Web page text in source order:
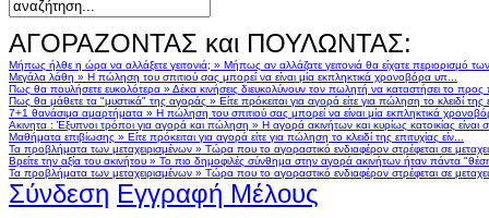
ΑΓΟΡΑΖΟΝΤΑΣ και ΠΟΥΛΩΝΤΑΣ:
Μήπως ήλθε η ώρα να αλλάξετε γειτονιά; » Μήπως αν αλλάζατε γειτονιά θα είχατε περιορισμό
Μεγάλα λάθη » Η πώληση του σπιτιού σας μπορεί να είναι μία εκπληκτικά χρονοβόρα υπ...
Πως θα πουλήσετε ευκολότερα » Δέκα κινήσεις διευκολύνουν τον πωλητή να καταστήσει το
Πως θα μάθετε τα "μυστικά" της αγοράς » Είτε πρόκειται για αγορά είτε για πώληση το κλειδί της
7+1 θανάσιμα αμαρτήματα » Η πώληση του σπιτιού σας μπορεί να είναι μία εκπληκτικά
Ακινητα : Έξυπνοι τρόποι για αγορά και πώληση » Η αγορά ακινήτων και κυρίως κατοικίας
Μαθήματα επιβίωσης » Είτε πρόκειται για αγορά είτε για πώληση το κλειδί της επιτυχίας είν...
Τα προβλήματα των μεταχειρισμένων » Τώρα που το αγοραστικό ενδιαφέρον στρέφεται σε
Βρείτε την αξία του ακινήτου » Το πιο δημοφιλές σύνθημα στην αγορά ακινήτων ήταν πάντα
Τα προβλήματα των μεταχειρισμένων » Τώρα που το αγοραστικό ενδιαφέρον στρέφεται σε
Σύνδεση Εγγραφή Μέλους